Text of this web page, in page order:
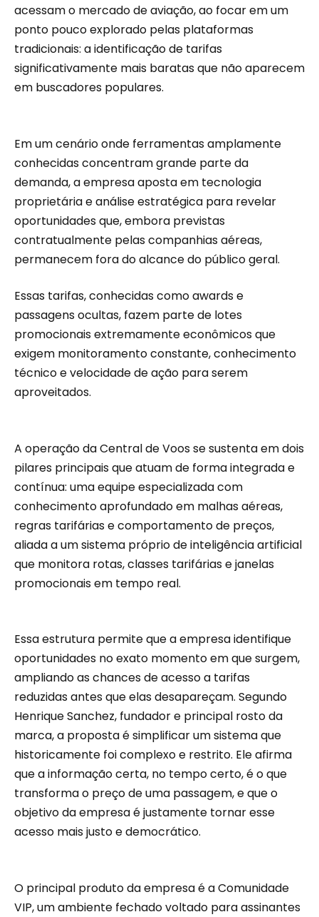
acessam o mercado de aviação, ao focar em um
ponto pouco explorado pelas plataformas
tradicionais: a identificação de tarifas
significativamente mais baratas que não aparecem
em buscadores populares.
Em um cenário onde ferramentas amplamente
conhecidas concentram grande parte da
demanda, a empresa aposta em tecnologia
proprietária e análise estratégica para revelar
oportunidades que, embora previstas
contratualmente pelas companhias aéreas,
permanecem fora do alcance do público geral.
Essas tarifas, conhecidas como awards e
passagens ocultas, fazem parte de lotes
promocionais extremamente econômicos que
exigem monitoramento constante, conhecimento
técnico e velocidade de ação para serem
aproveitados.
A operação da Central de Voos se sustenta em dois
pilares principais que atuam de forma integrada e
contínua: uma equipe especializada com
conhecimento aprofundado em malhas aéreas,
regras tarifárias e comportamento de preços,
aliada a um sistema próprio de inteligência artificial
que monitora rotas, classes tarifárias e janelas
promocionais em tempo real.
Essa estrutura permite que a empresa identifique
oportunidades no exato momento em que surgem,
ampliando as chances de acesso a tarifas
reduzidas antes que elas desapareçam. Segundo
Henrique Sanchez, fundador e principal rosto da
marca, a proposta é simplificar um sistema que
historicamente foi complexo e restrito. Ele afirma
que a informação certa, no tempo certo, é o que
transforma o preço de uma passagem, e que o
objetivo da empresa é justamente tornar esse
acesso mais justo e democrático.
O principal produto da empresa é a Comunidade
VIP, um ambiente fechado voltado para assinantes